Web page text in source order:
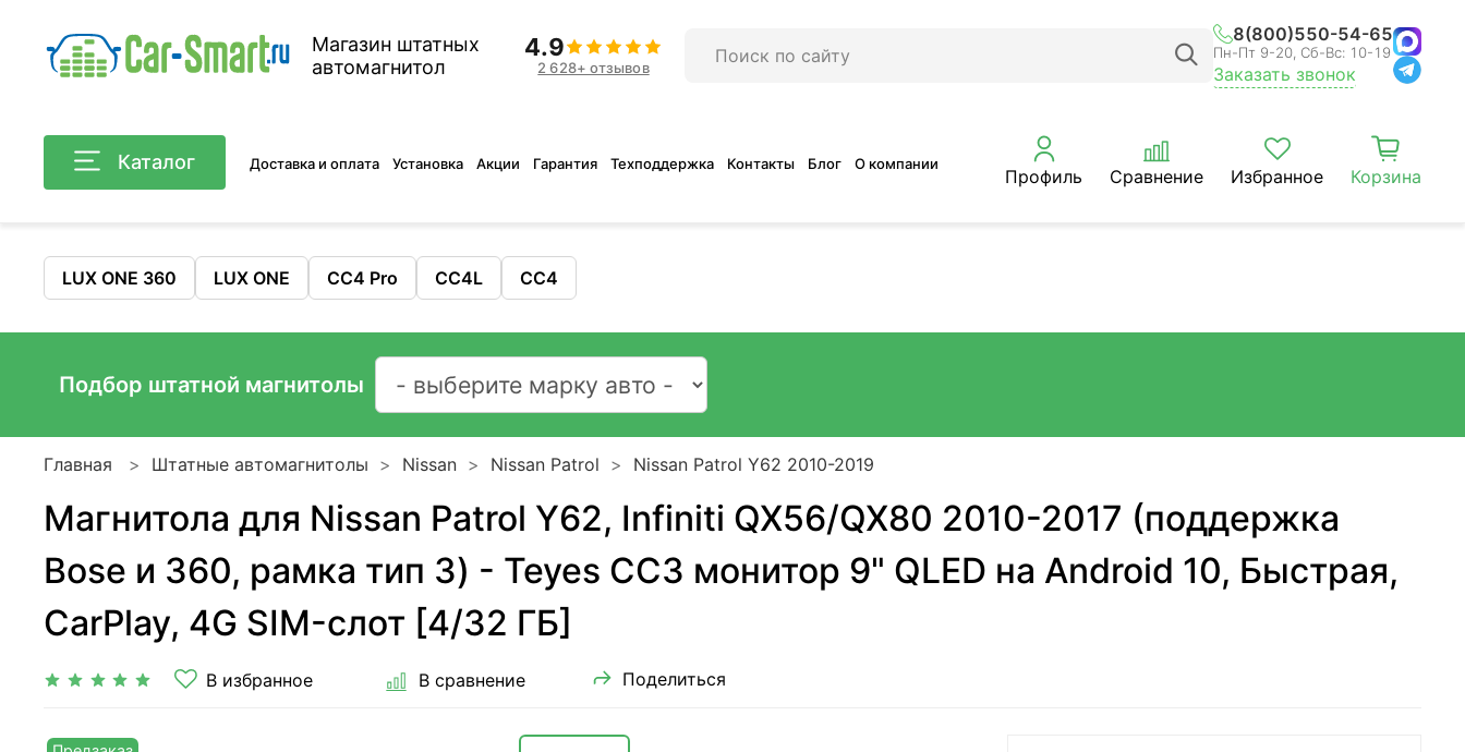
Магазин штатных
автомагнитол
4.9
2 628+ отзывов
8(800)550-54-65
Пн-Пт 9-20, Сб-Вс: 10-19
Заказать звонок
Каталог Доставка и оплата Установка Акции Гарантия Техподдержка Контакты Блог О компании
Профиль Сравнение Избранное Корзина
LUX ONE 360 LUX ONE CC4 Pro CC4L CC4
Подбор штатной магнитолы
Главная Штатные автомагнитолы Nissan Nissan Patrol Nissan Patrol Y62 2010-2019
Магнитола для Nissan Patrol Y62, Infiniti QX56/QX80 2010-2017 (поддержка
Bose и 360, рамка тип 3) - Teyes CC3 монитор 9" QLED на Android 10, Быстрая,
CarPlay, 4G SIM-слот [4/32 ГБ]
В избранное В сравнение Поделиться